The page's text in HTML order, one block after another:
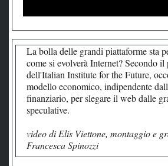
La bolla delle grandi piattaforme sta
come si evolverà Internet? Secondo il
dell'Italian Institute for the Future,
modello economico, indipendente
finanziario, per slegare il web dalle
speculative.
video di Elis Viettone, montaggio e
Francesca Spinozzi